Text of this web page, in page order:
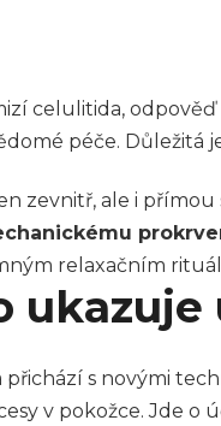
celulitida,
péče. Důležitá
zevnitř, ale i
relaxačním
s novými
v pokožce. Jde o